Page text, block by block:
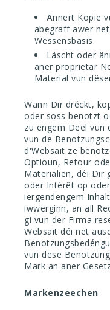
Ännert Kopie
abegraff awer
Wëssensbasis.
Läscht oder
aner proprietär
Material vun
Wann Dir dréckt,
oder soss benotzt
zu engem Deel vun
vun de
d'Websäit ze
Optioun, Retour
Materialien, déi Dir
oder Intérêt op
iergendengem
iwwerginn, an all
gi vun der Firma
Websäit déi net
vun dëse
Mark an aner
Markenzeechen